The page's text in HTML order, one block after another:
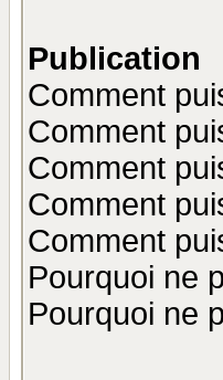
Publication
Comment
Comment
Comment
Comment
Comment
Pourquoi ne
Pourquoi ne